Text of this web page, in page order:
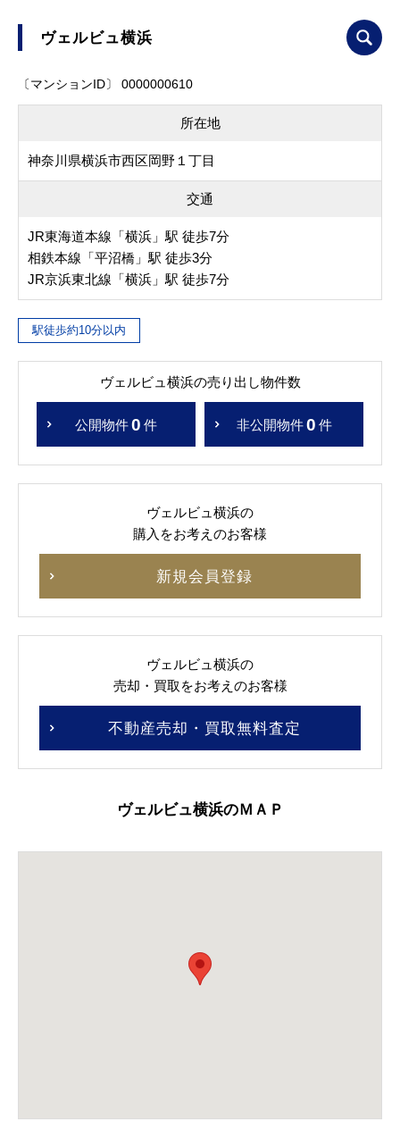
ヴェルビュ横浜
〔マンションID〕 0000000610
所在地
神奈川県横浜市西区岡野１丁目
交通
JR東海道本線「横浜」駅 徒歩7分
相鉄本線「平沼橋」駅 徒歩3分
JR京浜東北線「横浜」駅 徒歩7分
駅徒歩約10分以内
ヴェルビュ横浜の売り出し物件数
公開物件0 件 非公開物件 0 件
ヴェルビュ横浜の
購入をお考えのお客様
新規会員登録
ヴェルビュ横浜の
売却・買取をお考えのお客様
不動産売却・買取無料査定
ヴェルビュ横浜のＭＡＰ